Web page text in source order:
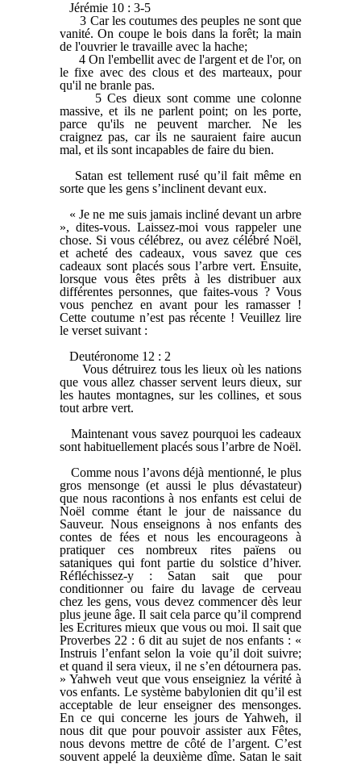
Jérémie 10 : 3-5
3 Car les coutumes des peuples ne sont que
vanité. On coupe le bois dans la forêt; la main
de l'ouvrier le travaille avec la hache;
4 On l'embellit avec de l'argent et de l'or, on
le fixe avec des clous et des marteaux, pour
qu'il ne branle pas.
5 Ces dieux sont comme une colonne
massive, et ils ne parlent point; on les porte,
parce qu'ils ne peuvent marcher. Ne les
craignez pas, car ils ne sauraient faire aucun
mal, et ils sont incapables de faire du bien.
Satan est tellement rusé qu’il fait même en
sorte que les gens s’inclinent devant eux.
« Je ne me suis jamais incliné devant un arbre
», dites-vous. Laissez-moi vous rappeler une
chose. Si vous célébrez, ou avez célébré Noël,
et acheté des cadeaux, vous savez que ces
cadeaux sont placés sous l’arbre vert. Ensuite,
lorsque vous êtes prêts à les distribuer aux
différentes personnes, que faites-vous ? Vous
vous penchez en avant pour les ramasser !
Cette coutume n’est pas récente ! Veuillez lire
le verset suivant :
Deutéronome 12 : 2
Vous détruirez tous les lieux où les nations
que vous allez chasser servent leurs dieux, sur
les hautes montagnes, sur les collines, et sous
tout arbre vert.
Maintenant vous savez pourquoi les cadeaux
sont habituellement placés sous l’arbre de Noël.
Comme nous l’avons déjà mentionné, le plus
gros mensonge (et aussi le plus dévastateur)
que nous racontions à nos enfants est celui de
Noël comme étant le jour de naissance du
Sauveur. Nous enseignons à nos enfants des
contes de fées et nous les encourageons à
pratiquer ces nombreux rites païens ou
sataniques qui font partie du solstice d’hiver.
Réfléchissez-y : Satan sait que pour
conditionner ou faire du lavage de cerveau
chez les gens, vous devez commencer dès leur
plus jeune âge. Il sait cela parce qu’il comprend
les Ecritures mieux que vous ou moi. Il sait que
Proverbes 22 : 6 dit au sujet de nos enfants : «
Instruis l’enfant selon la voie qu’il doit suivre;
et quand il sera vieux, il ne s’en détournera pas.
» Yahweh veut que vous enseigniez la vérité à
vos enfants. Le système babylonien dit qu’il est
acceptable de leur enseigner des mensonges.
En ce qui concerne les jours de Yahweh, il
nous dit que pour pouvoir assister aux Fêtes,
nous devons mettre de côté de l’argent. C’est
souvent appelé la deuxième dîme. Satan le sait